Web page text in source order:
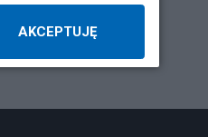
AKCEPTUJĘ